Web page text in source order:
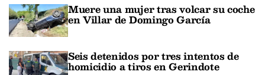
Muere una mujer tras volcar su coche
en Villar de Domingo García
Seis detenidos por tres intentos de
homicidio a tiros en Gerindote